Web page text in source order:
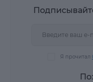
Я прочитал